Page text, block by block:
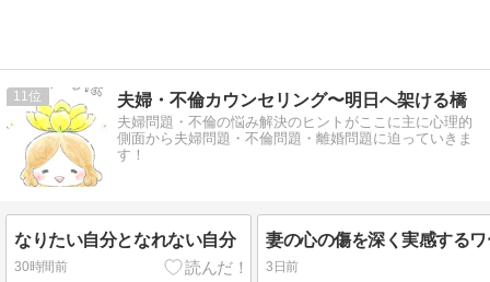
11 夫婦・不倫カウンセリング〜明日へ架ける橋
夫婦問題・不倫の悩み解決のヒントがここに主に心理的
側面から夫婦問題・不倫問題・離婚問題に迫っていきま
す！
なりたい自分となれない自分
30時間前 3日前